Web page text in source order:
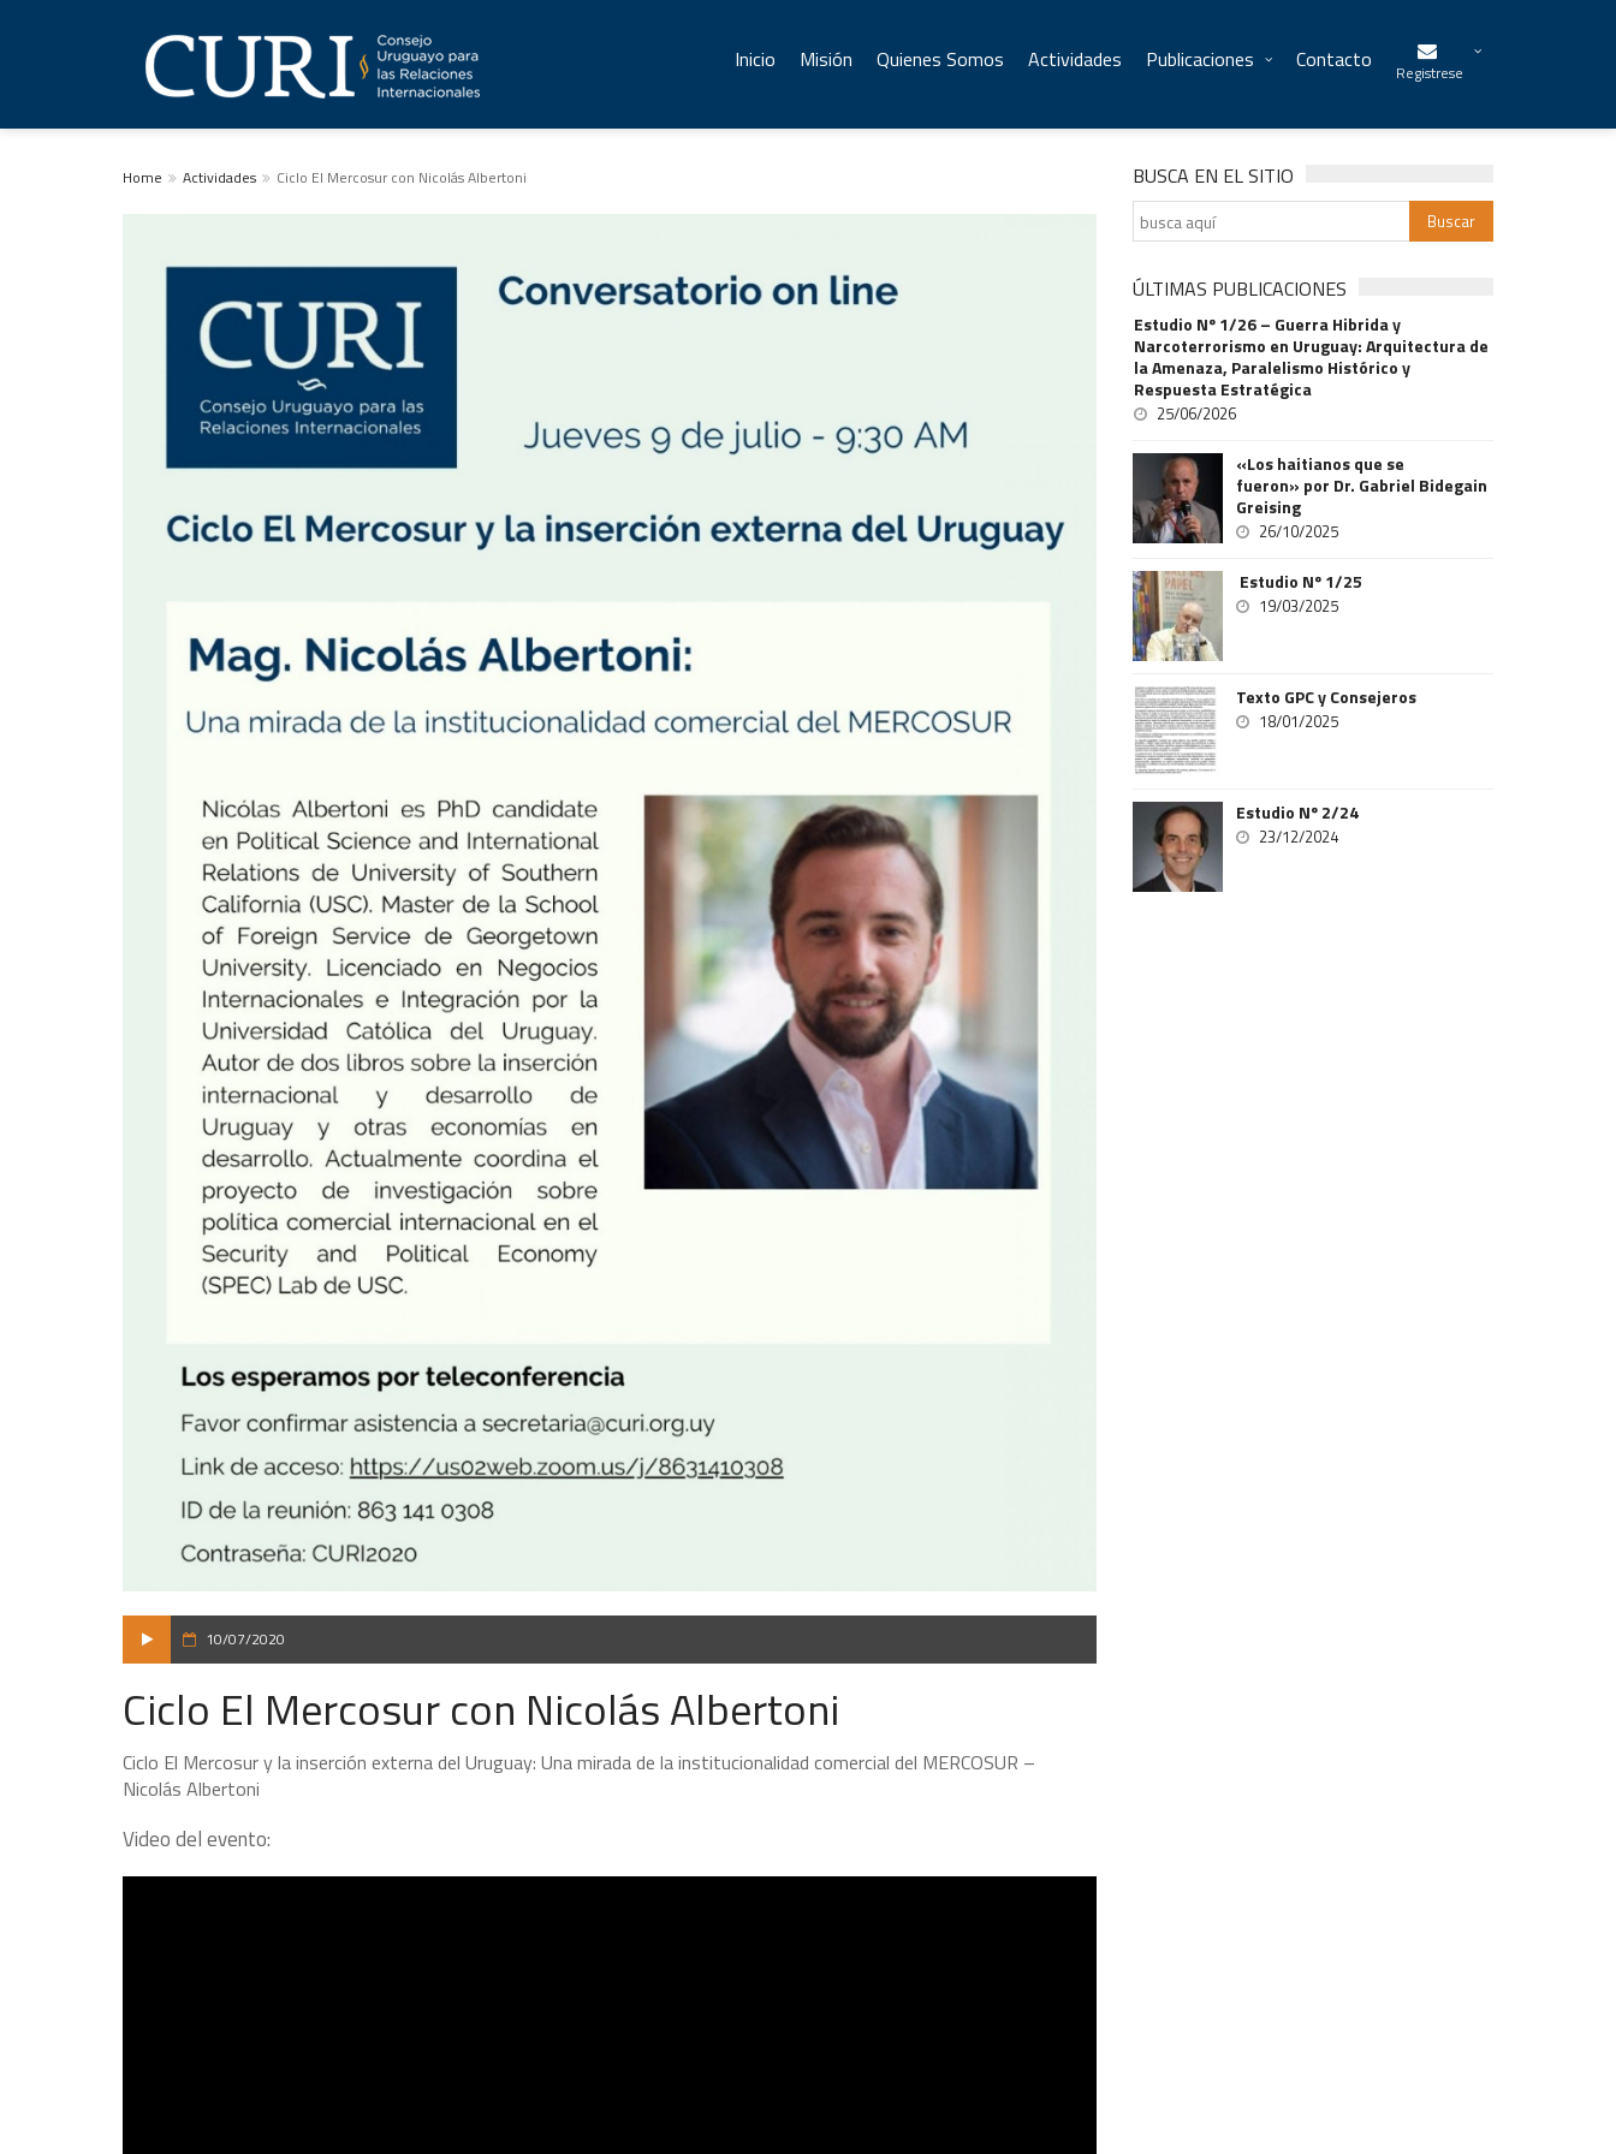
Inicio Misión Quienes Somos Actividades Publicaciones Contacto Registrese
Home Actividades Ciclo El Mercosur con Nicolás Albertoni
10/07/2020
Ciclo El Mercosur con Nicolás Albertoni
Ciclo El Mercosur y la inserción externa del Uruguay: Una mirada de la institucionalidad comercial del MERCOSUR –
Nicolás Albertoni
Video del evento:
BUSCA EN EL SITIO
ÚLTIMAS PUBLICACIONES
Estudio Nº 1/26 – Guerra Hibrida y
Narcoterrorismo en Uruguay: Arquitectura de
la Amenaza, Paralelismo Histórico y
Respuesta Estratégica
25/06/2026
«Los haitianos que se
fueron» por Dr. Gabriel Bidegain
Greising
26/10/2025
Estudio Nº 1/25
19/03/2025
Texto GPC y Consejeros
18/01/2025
Estudio Nº 2/24
23/12/2024